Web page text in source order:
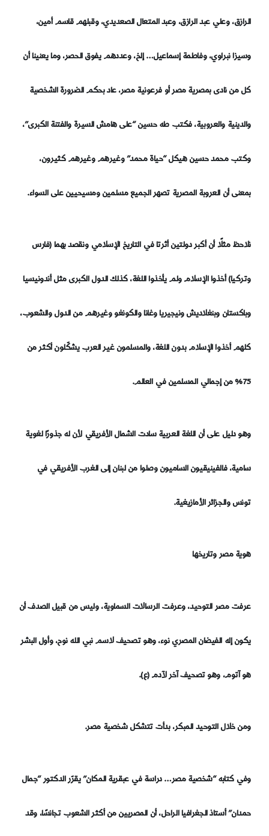
الرازق، وعلي عبد الرازق، وعبد المتعال الصعديدي، وقبلهم قاسم أمين،
وسيزا نبراوي، وفاطمة إسماعيل… إلخ، وعددهم يفوق الحصر، وما يعنينا أن
كل من نادى بمصرية مصر أو فرعونية مصر، عاد بحكم الضرورة الشخصية
والدينية والعروبية، فكتب طه حسين “على هامش السيرة والفتنة الكبرى”،
وكتب محمد حسين هيكل “حياة محمد” وغيرهم وغيرهم كثيرون،
بمعنى أن العروبة المصرية تصهر الجميع مسلمين ومسيحيين على السواء.
نلاحظ مثلًا أن أكبر دولتين أثرتا في التاريخ الإسلامي ونقصد بهما (فارس
وتركيا) أخذوا الإسلام ولم يأخذوا اللغة، كذلك الدول الكبرى مثل أندونيسيا
وباكستان وبنغلاديش ونيجيريا وغانا والكونغو وغيرهم من الدول والشعوب،
كلهم أخذوا الإسلام بدون اللغة، والمسلمون غير العرب يشكّلون أكثر من
75% من إجمالي المسلمين في العالم.
وهو دليل على أن اللغة العربية سادت الشمال الأفريقي لأن له جذورًا لغوية
سامية، فالفينيقيون الساميون وصلوا من لبنان إلى الغرب الأفريقي في
تونس والجزائر الأمازيغية.
هوية مصر وتاريخها
عرفت مصر التوحيد، وعرفت الرسالات السماوية، وليس من قبيل الصدف أن
يكون إله الفيضان المصري نوء، وهو تصحيف لاسم نبي الله نوح، وأول البشر
هو آتوم، وهو تصحيف آخر لآدم (ع).
ومن خلال التوحيد المبكر، بدأت تتشكل شخصية مصر.
وفي كتابه “شخصية مصر… دراسة في عبقرية المكان” يقرّر الدكتور “جمال
حمدان” أستاذ الجغرافيا الراحل، أن المصريين من أكثر الشعوب تجانسًا، وقد